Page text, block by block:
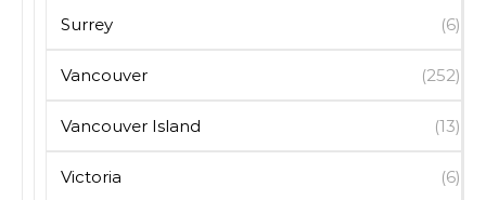
Surrey (6)
Vancouver (252)
Vancouver Island (13)
Victoria (6)